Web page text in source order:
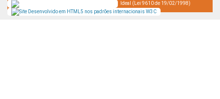
Ideal (Lei 9610 de 19/02/1998)